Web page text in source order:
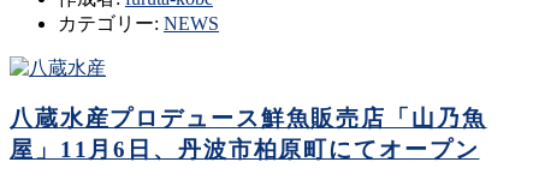
カテゴリー: NEWS
八蔵水産プロデュース鮮魚販売店「山乃魚
屋」11月6日、丹波市柏原町にてオープン